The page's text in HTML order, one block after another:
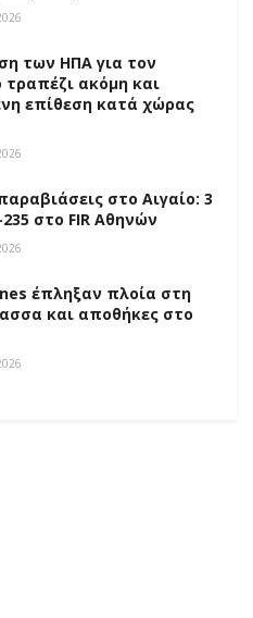
των ΗΠΑ για τον
τραπέζι ακόμη και
επίθεση κατά χώρας
στο Αιγαίο: 3
235 στο FIR Αθηνών
έπληξαν πλοία στη
και αποθήκες στο